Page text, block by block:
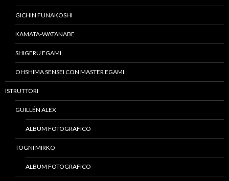
GICHIN FUNAKOSHI
KAMATA-WATANABE
SHIGERU EGAMI
OHSHIMA SENSEI CON MASTER EGAMI
ISTRUTTORI
GUILLÉN ALEX
ALBUM FOTOGRAFICO
TOGNI MIRKO
ALBUM FOTOGRAFICO